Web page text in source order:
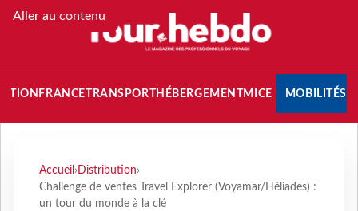
Aller au contenu
FRANCETRANSPORT HÉBERGEMENTMICE MOBILITÉS
Accueil › Distribution›
Challenge de ventes Travel Explorer (Voyamar/Héliades) :
un tour du monde à la clé